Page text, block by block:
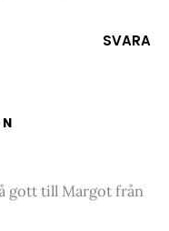
SVARA
gott till Margot från